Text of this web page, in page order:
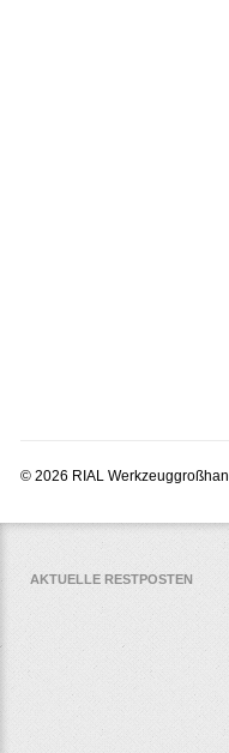
© 2026 RIAL
AKTUELLE RESTPOSTEN